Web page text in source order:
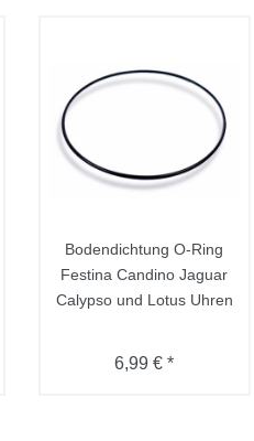
Bodendichtung O-Ring
Festina Candino Jaguar
Calypso und Lotus Uhren
6,99 € *